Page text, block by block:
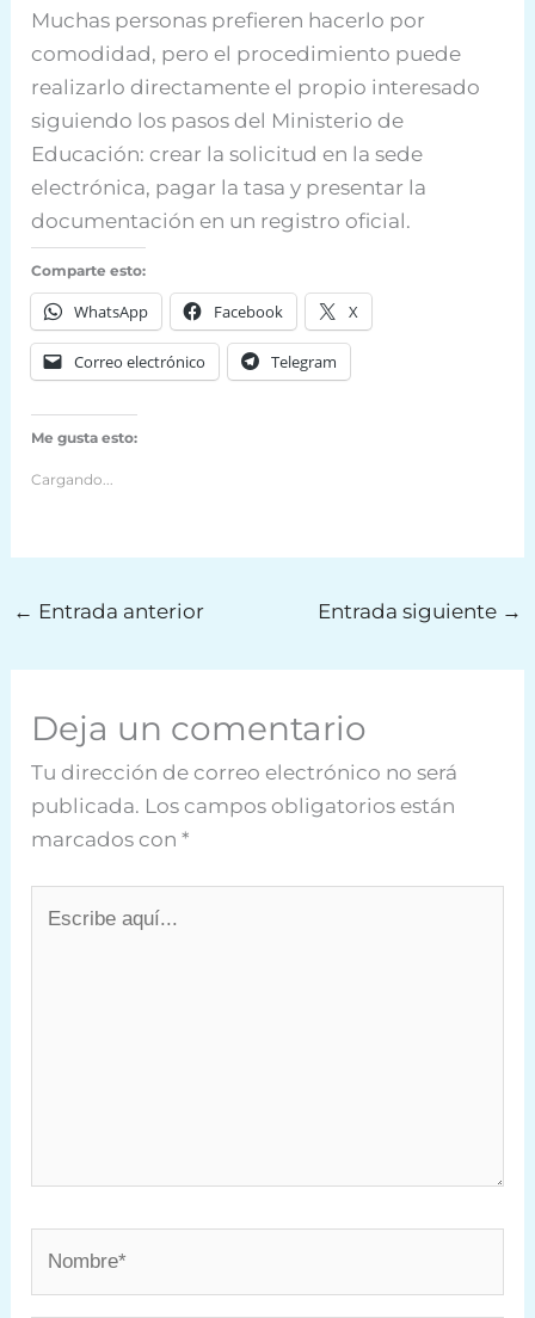
Muchas personas prefieren hacerlo por
comodidad, pero el procedimiento puede
realizarlo directamente el propio interesado
siguiendo los pasos del Ministerio de
Educación: crear la solicitud en la sede
electrónica, pagar la tasa y presentar la
documentación en un registro oficial.
Comparte esto:
WhatsApp Facebook X
Correo electrónico Telegram
Me gusta esto:
Cargando...
← Entrada anterior Entrada siguiente →
Deja un comentario
Tu dirección de correo electrónico no será
publicada. Los campos obligatorios están
marcados con*